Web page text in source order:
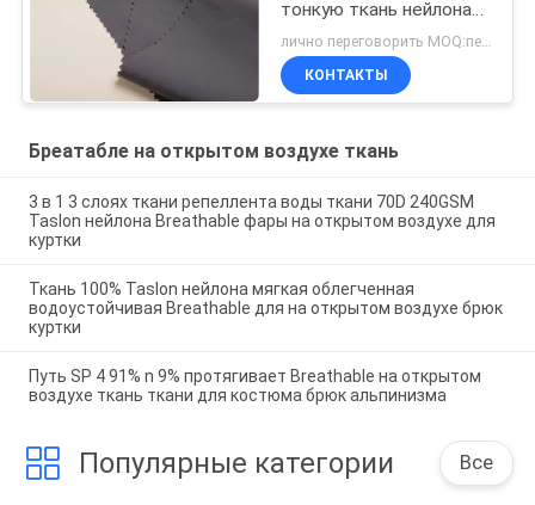
тонкую ткань нейлона
лайкра 40d
лично переговорить MOQ:переговоров
КОНТАКТЫ
Бреатабле на открытом воздухе ткань
3 в 1 3 слоях ткани репеллента воды ткани 70D 240GSM
Taslon нейлона Breathable фары на открытом воздухе для
куртки
Ткань 100% Taslon нейлона мягкая облегченная
водоустойчивая Breathable для на открытом воздухе брюк
куртки
Путь SP 4 91% n 9% протягивает Breathable на открытом
воздухе ткань ткани для костюма брюк альпинизма
Популярные категории Все